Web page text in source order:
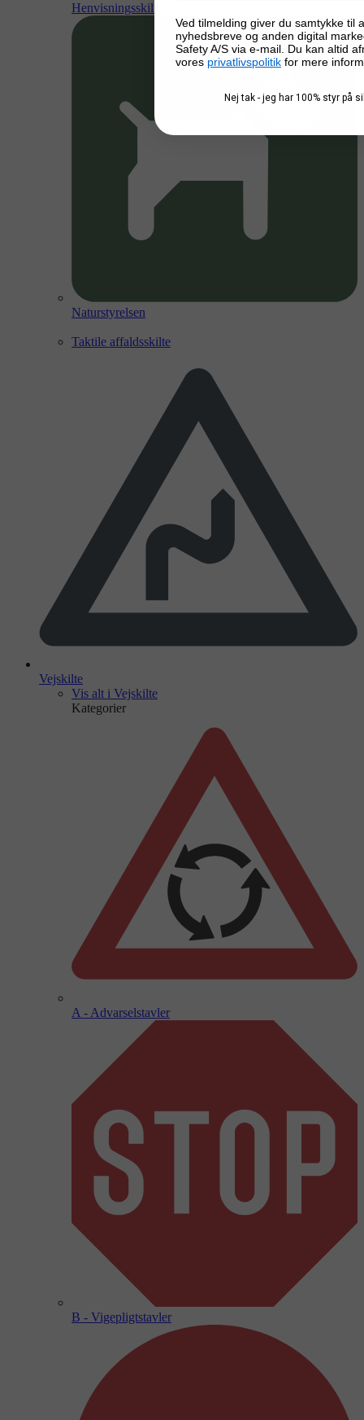
Henvisningsskilte
Naturstyrelsen
Taktile affaldsskilte
Vejskilte
Vis alt i Vejskilte
Kategorier
A - Advarselstavler
B - Vigepligtstavler
Ved tilmelding giver du samtykke til
nyhedsbreve og anden digital
Safety A/S via e-mail. Du kan altid
vores privatlivspolitik for mere
Nej tak - jeg har 100% styr på